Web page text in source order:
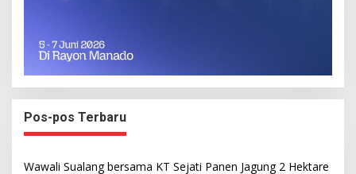
Pos-pos Terbaru
Wawali Sualang bersama KT Sejati Panen Jagung 2 Hektare